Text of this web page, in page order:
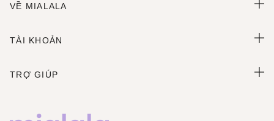
VỀ MIALALA
TÀI KHOẢN
TRỢ GIÚP